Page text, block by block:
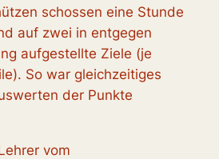
schossen eine Stunde
auf zwei in entgegen
aufgestellte Ziele (je
So war gleichzeitiges
der Punkte
vom